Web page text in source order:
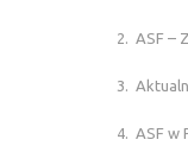
2. ASF –
3.
4. ASF w